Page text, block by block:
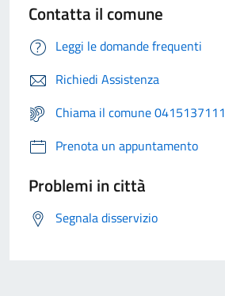
Contatta il comune
Leggi le domande frequenti
Richiedi Assistenza
Chiama il comune 0415137111
Prenota un appuntamento
Problemi in città
Segnala disservizio